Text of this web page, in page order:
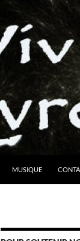
MUSIQUE